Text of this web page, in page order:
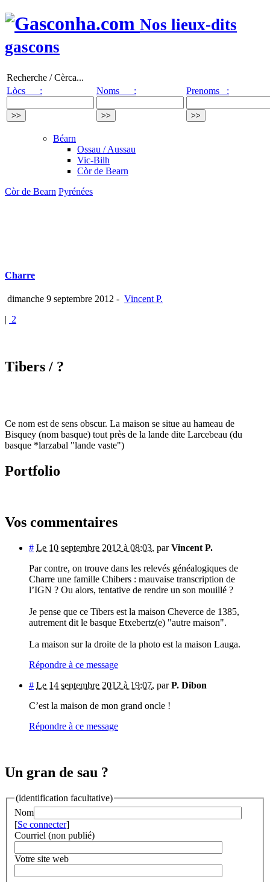
Nos lieux-dits
gascons
Recherche / Cèrca...
Lòcs :
Noms : Prenoms :
Béarn
Ossau / Aussau
Vic-Bilh
Còr de Bearn
Còr de Bearn Pyrénées
Charre
dimanche 9 septembre 2012 - Vincent P.
| 2
Tibers / ?
Ce nom est de sens obscur. La maison se situe au hameau de
Bisquey (nom basque) tout près de la lande dite Larcebeau (du
basque *larzabal "lande vaste")
Portfolio
Vos commentaires
# Le 10 septembre 2012 à 08:03, parVincent P.
Par contre, on trouve dans les relevés généalogiques de
Charre une famille Chibers : mauvaise transcription de
l’IGN ? Ou alors, tentative de rendre un son mouillé ?
Je pense que ce Tibers est la maison Cheverce de 1385,
autrement dit le basque Etxebertz(e) "autre maison".
La maison sur la droite de la photo est la maison Lauga.
Répondre à ce message
# Le 14 septembre 2012 à 19:07, parP. Dibon
C’est la maison de mon grand oncle !
Répondre à ce message
Un gran de sau ?
(identification facultative)
Nom
[Se connecter]
Courriel (non publié)
Votre site web